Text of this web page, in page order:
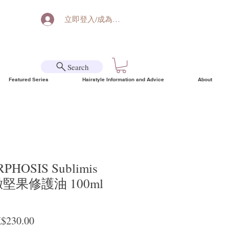
立即登入/成為會員
Search
Featured Series Hairstyle Information and Advice About
Sublimis
果修護油 100ml
PriceSale Price